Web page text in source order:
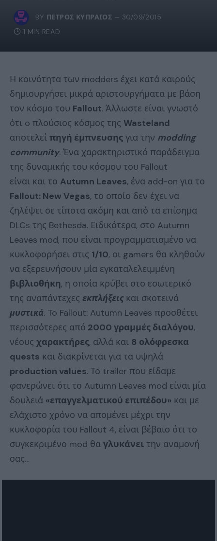
BY ΠΈΤΡΟΣ ΚΥΠΡΑΊΟΣ
30/09/2015
1 MIN READ
Η κοινότητα των modders έχει κατά καιρούς
δημιουργήσει μικρά αριστουργήματα με βάση
τον κόσμο του Fallout. Άλλωστε είναι γνωστό
ότι o πλούσιος κόσμος της Wasteland
αποτελεί πηγή έμπνευσης για την modding
community. Ένα χαρακτηριστικό παράδειγμα
της δυναμικής του κόσμου του Fallout
είναι και το Autumn Leaves, ένα add-on για το
Fallout: New Vegas, το οποίο δεν έχει να
ζηλέψει σε τίποτα ακόμη και από τα επίσημα
DLCs της Bethesda. Ειδικότερα, στο Autumn
Leaves mod, που είναι προγραμματισμένο να
κυκλοφορήσει στις 1/10, οι gamers θα κληθούν
να εξερευνήσουν μία εγκαταλελειμμένη
βιβλιοθήκη, η οποία κρύβει στο εσωτερικό
της αναπάντεχες εκπλήξεις και σκοτεινά
μυστικά. To Fallout: Autumn Leaves προσθέτει
περισσότερες από 2000 γραμμές διαλόγου,
νέους χαρακτήρες, αλλά και 8 ολόφρεσκα
quests και διακρίνεται για τα υψηλά
production values. Το trailer που είδαμε
φανερώνει ότι το Autumn Leaves mod είναι μία
δουλειά «επαγγελματικού επιπέδου» και με
ελάχιστο χρόνο να απομένει μέχρι την
κυκλοφορία του Fallout 4, είναι βέβαιο ότι το
συγκεκριμένο mod θα γλυκάνει την αναμονή
σας…